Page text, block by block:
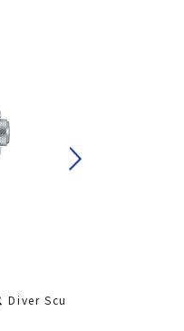
Diver Scu
ル 世界限